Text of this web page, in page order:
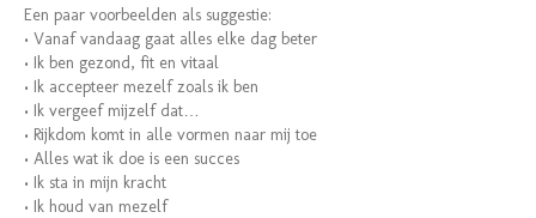
Een paar voorbeelden als suggestie:
• Vanaf vandaag gaat alles elke dag beter
• Ik ben gezond, fit en vitaal
• Ik accepteer mezelf zoals ik ben
• Ik vergeef mijzelf dat…
• Rijkdom komt in alle vormen naar mij toe
• Alles wat ik doe is een succes
• Ik sta in mijn kracht
• Ik houd van mezelf